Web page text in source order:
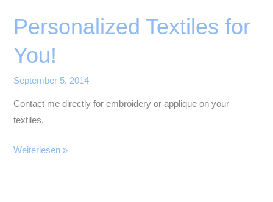
Personalized Textiles for
You!
September 5, 2014
Contact me directly for embroidery or applique on your
textiles.
Personalized
Weiterlesen »